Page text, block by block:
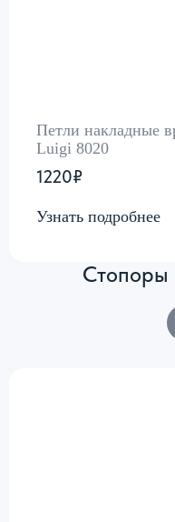
Петли накладные
Luigi 8020
1220₽
Узнать подробнее
Стопоры